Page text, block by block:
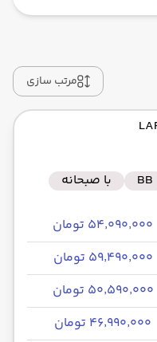
مرتب سازی
BB با صبحانه
۵۴٬۰۹۰٬۰۰۰ تومان
۵۹٬۴۹۰٬۰۰۰ تومان
۵۰٬۵۹۰٬۰۰۰ تومان
۴۶٬۹۹۰٬۰۰۰ تومان